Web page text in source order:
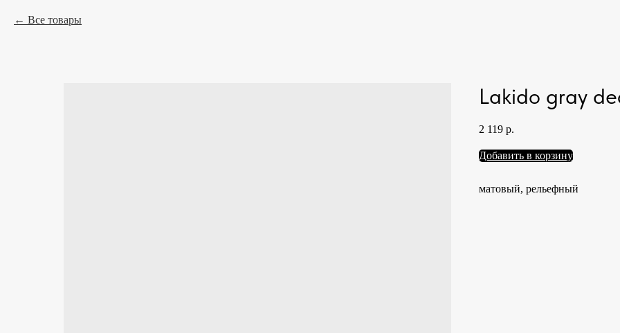
Все товары
Lakido gray
2 119 р.
Добавить в корзину
матовый, рельефный